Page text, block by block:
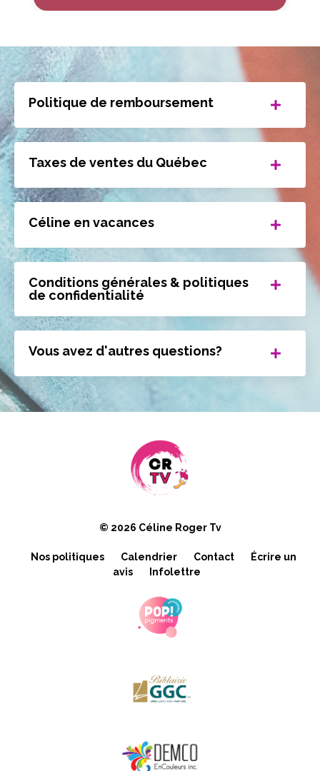
Politique de remboursement
Taxes de ventes du Québec
Céline en vacances
Conditions générales & politiques
de confidentialité
Vous avez d'autres questions?
© 2026 Céline Roger Tv
Nos politiques Calendrier Contact
Écrire un
avis
Infolettre